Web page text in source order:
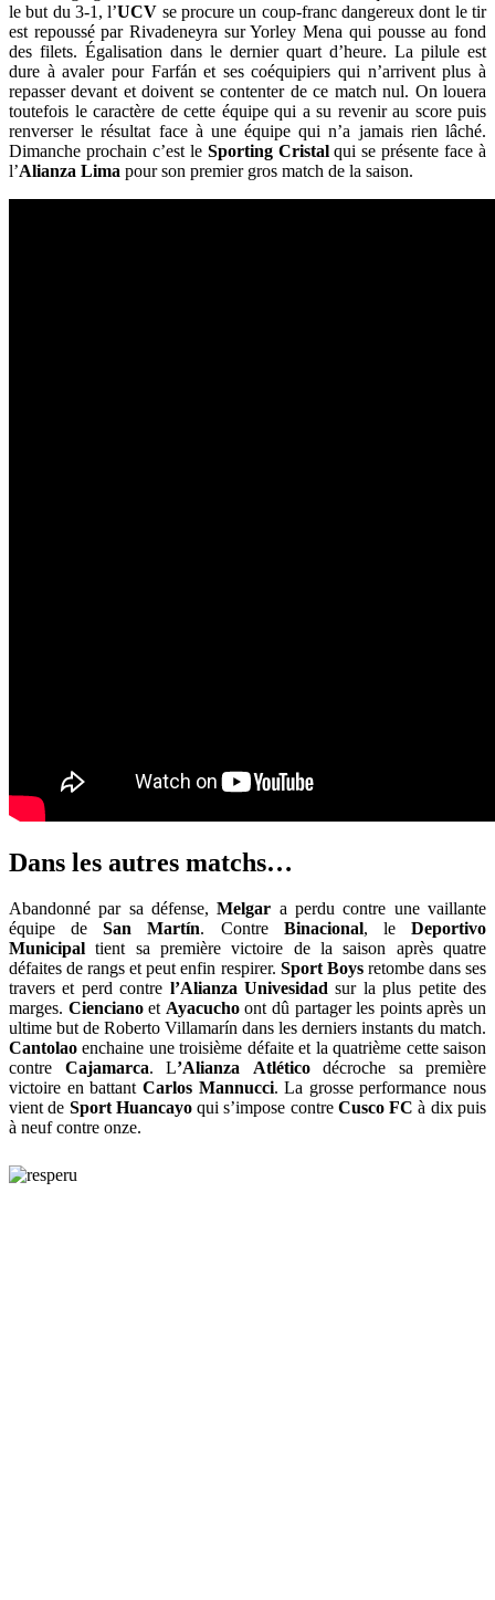
le but du 3-1, l’UCV se procure un coup-franc dangereux dont le tir
est repoussé par Rivadeneyra sur Yorley Mena qui pousse au fond
des filets. Égalisation dans le dernier quart d’heure. La pilule est
dure à avaler pour Farfán et ses coéquipiers qui n’arrivent plus à
repasser devant et doivent se contenter de ce match nul. On louera
toutefois le caractère de cette équipe qui a su revenir au score puis
renverser le résultat face à une équipe qui n’a jamais rien lâché.
Dimanche prochain c’est le Sporting Cristalqui se présente face à
l’Alianza Lima pour son premier gros match de la saison.
Dans les autres matchs…
Abandonné par sa défense,Melgar a perdu contre une vaillante
équipe deSan Martín. Contre Binacional, leDeportivo
Municipal tient sa première victoire de la saison après quatre
défaites de rangs et peut enfin respirer. Sport Boysretombe dans ses
travers et perd contre l’Alianza Univesidad sur la plus petite des
marges. Ciencianoet Ayacuchoont dû partager les points après un
ultime but de Roberto Villamarín dans les derniers instants du match.
Cantolao enchaine une troisième défaite et la quatrième cette saison
contre Cajamarca. L’Alianza Atlético décroche sa première
victoire en battant Carlos Mannucci. La grosse performance nous
vient de Sport Huancayoqui s’impose contre Cusco FC à dix puis
à neuf contre onze.